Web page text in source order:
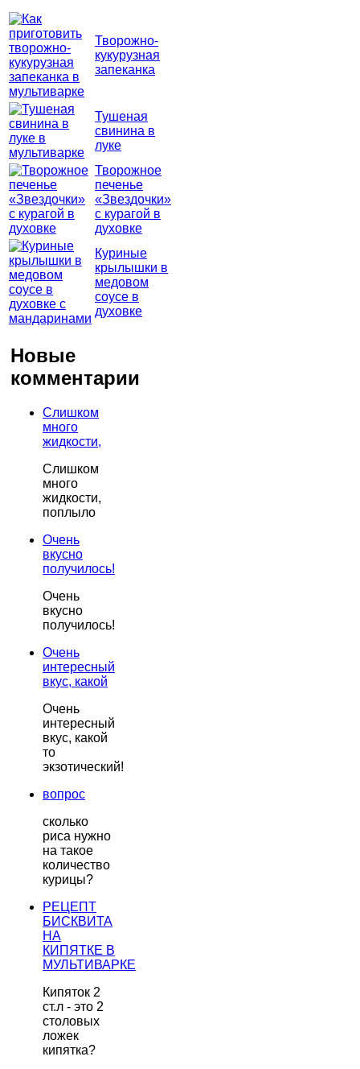
Творожно-
кукурузная
запеканка
Тушеная
свинина в
луке
Творожное
печенье
«Звездочки»
с курагой в
духовке
Куриные
крылышки в
медовом
соусе в
духовке
Новые
комментарии
Слишком
много
жидкости,
Слишком
много
жидкости,
поплыло
Очень
вкусно
получилось!
Очень
вкусно
получилось!
Очень
интересный
вкус, какой
Очень
интересный
вкус, какой
то
экзотический!
вопрос
сколько
риса нужно
на такое
количество
курицы?
РЕЦЕПТ
БИСКВИТА
НА
КИПЯТКЕ В
МУЛЬТИВАРКЕ
Кипяток 2
ст.л - это 2
столовых
ложек
кипятка?